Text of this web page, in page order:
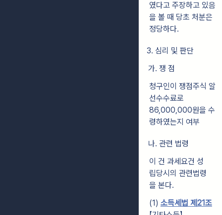
였다고 주장하고 있음
을 볼 때 당초 처분은
정당하다.
3. 심리 및 판단
가. 쟁 점
청구인이 쟁점주식 알
선수수료로
86,000,000원을 수
령하였는지 여부
나. 관련 법령
이 건 과세요건 성
립당시의 관련법령
을 본다.
(1) 소득세법 제21조